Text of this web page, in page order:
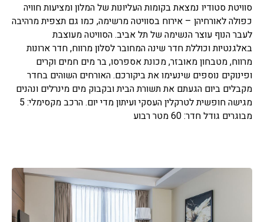
סוויטת סטודיו נמצאת בקומות העליונות של המלון ומציעות חוויה
כפולה לאורחיהן – אירוח בסוויטה מרשימה, כמו גם תצפית מרהיבה
לעבר הנוף עוצר הנשימה של תל אביב. הסוויטה מעוצבת
באלגנטיות וכוללת חדר שינה המחובר לסלון מרווח, חדר ארונות
מרווח, מטבחון מאובזר, מכונת אספרסו, בר מים חמים וקרים
ופינוקים נוספים שינעימו את ביקורכם. האורחים השוהים בחדר
מקבלים ביום הגעתם את תשורת הבית ובקבוק מים מינרלים ונהנים
מגישה חופשית לטרקלין העסקי ועיתון מדי יום. הרכב מקסימלי: 5
מבוגרים גודל חדר: 60 מטר רבוע